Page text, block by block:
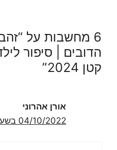
6 מחשבות על
הדובים | סיפור
קטן 2024”
אורן אהרוני
04/10/2022 בשעה 20:54